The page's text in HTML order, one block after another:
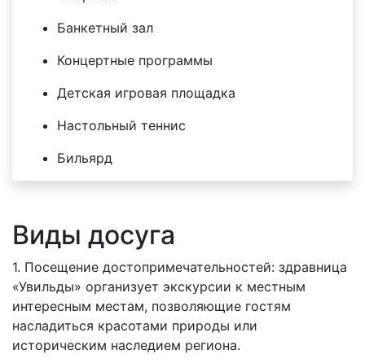
Банкетный зал
Концертные программы
Детская игровая площадка
Настольный теннис
Бильярд
Виды досуга
1. Посещение достопримечательностей: здравница
«Увильды» организует экскурсии к местным
интересным местам, позволяющие гостям
насладиться красотами природы или
историческим наследием региона.